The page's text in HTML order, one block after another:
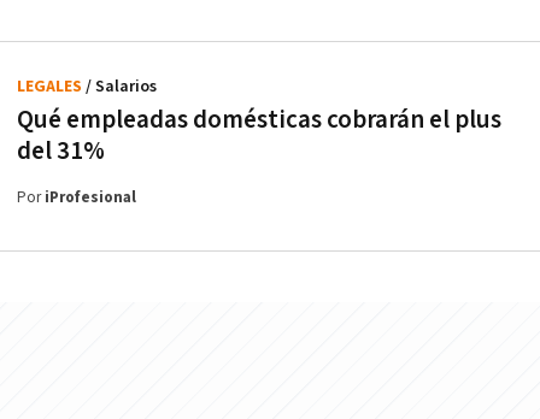
Qué empleadas domésticas cobrarán el plus
del 31%
LEGALES / Salarios
PoriProfesional